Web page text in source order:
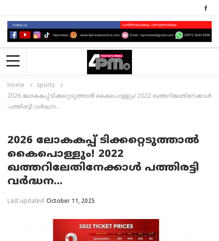
Home
sports
2026 ലോകകപ്പ് ടിക്കറ്റെടുത്താൽ കൈപൊള്ളും! 2022 ഖത്തറിലേതിനേക്കാൾ
പത്തിരട്ടി വർദ്ധന...
2026 ലോകകപ്പ് ടിക്കറ്റെടുത്താൽ
കൈപൊള്ളും! 2022
ഖത്തറിലേതിനേക്കാൾ പത്തിരട്ടി
വർദ്ധന...
Last updated October 11, 2025